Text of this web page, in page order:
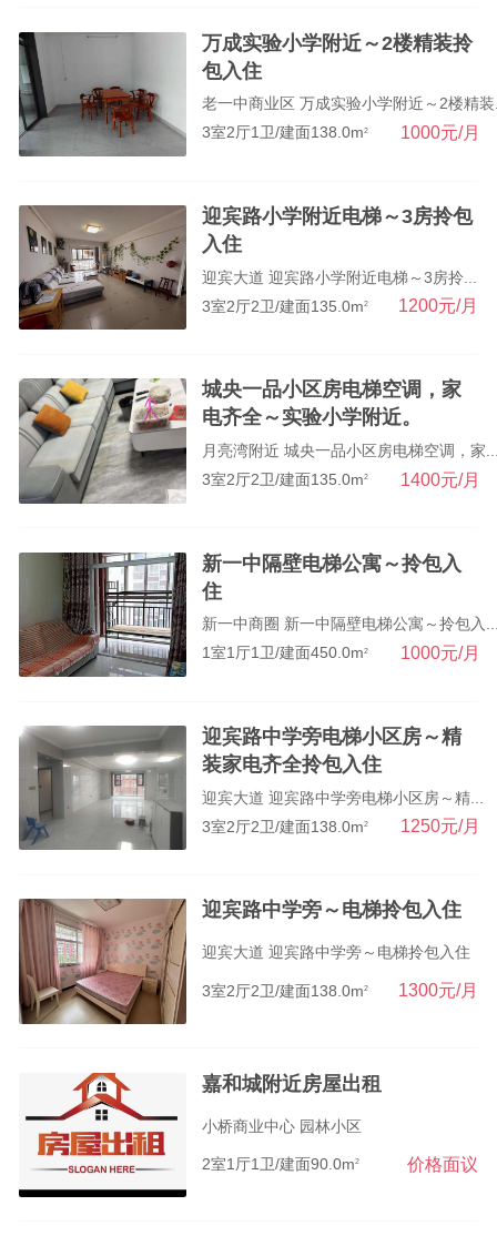
万成实验小学附近～2楼精装拎
包入住
老一中商业区 万成实验小学附近～2楼精
3室2厅1卫/建面138.0m2 1000元/月
迎宾路小学附近电梯～3房拎包
入住
迎宾大道 迎宾路小学附近电梯～3房拎...
3室2厅2卫/建面135.0m2 1200元/月
城央一品小区房电梯空调，家
电齐全～实验小学附近。
月亮湾附近 城央一品小区房电梯空调，家
3室2厅2卫/建面135.0m2 1400元/月
新一中隔壁电梯公寓～拎包入
住
新一中商圈 新一中隔壁电梯公寓～拎包入
1室1厅1卫/建面450.0m2 1000元/月
迎宾路中学旁电梯小区房～精
装家电齐全拎包入住
迎宾大道 迎宾路中学旁电梯小区房～精...
3室2厅2卫/建面138.0m2 1250元/月
迎宾路中学旁～电梯拎包入住
迎宾大道 迎宾路中学旁～电梯拎包入住
3室2厅2卫/建面138.0m2 1300元/月
嘉和城附近房屋出租
小桥商业中心 园林小区
2室1厅1卫/建面90.0m2 价格面议